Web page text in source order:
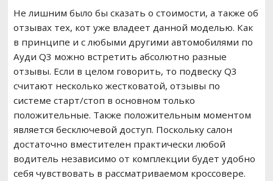
Не лишним было бы сказать о стоимости, а также об
отзывах тех, кот уже владеет данной моделью. Как
в принципе и с любыми другими автомобилями по
Ауди Q3 можно встретить абсолютно разные
отзывы. Если в целом говорить, то подвеску Q3
считают несколько жестковатой, отзывы по
системе старт/стоп в основном только
положительные. Также положительным моментом
является бесключевой доступ. Поскольку салон
достаточно вместителен практически любой
водитель независимо от комплекции будет удобно
себя чувствовать в рассматриваемом кроссовере.